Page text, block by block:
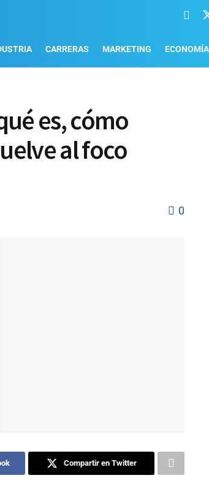
CARRERAS MARKETING ECONOMÍA
es, cómo
al foco
0
Compartir en Twitter